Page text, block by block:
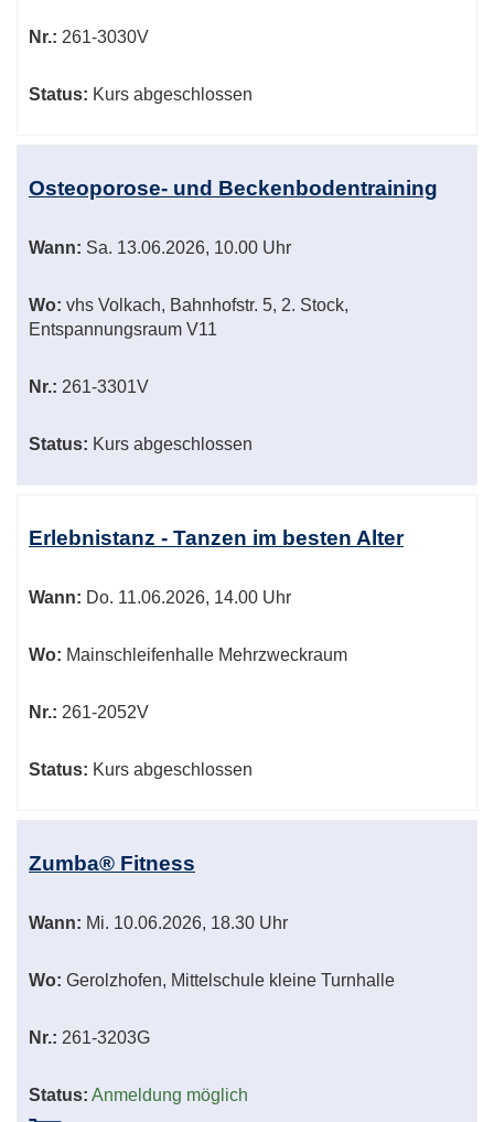
Nr.: 261-3030V
Status: Kurs abgeschlossen
Osteoporose- und Beckenbodentraining
Wann: Sa. 13.06.2026, 10.00 Uhr
Wo: vhs Volkach, Bahnhofstr. 5, 2. Stock,
Entspannungsraum V11
Nr.: 261-3301V
Status: Kurs abgeschlossen
Erlebnistanz - Tanzen im besten Alter
Wann: Do. 11.06.2026, 14.00 Uhr
Wo: Mainschleifenhalle Mehrzweckraum
Nr.: 261-2052V
Status: Kurs abgeschlossen
Zumba® Fitness
Wann: Mi. 10.06.2026, 18.30 Uhr
Wo: Gerolzhofen, Mittelschule kleine Turnhalle
Nr.: 261-3203G
Status: Anmeldung möglich